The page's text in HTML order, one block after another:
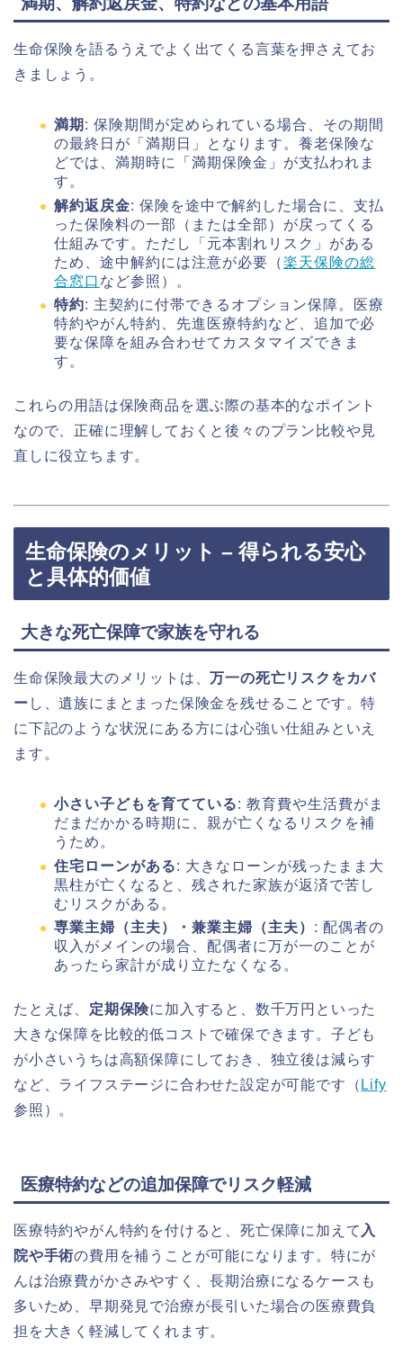
生命保険を語るうえでよく出てくる言葉を押さえてお
きましょう。
満期 : 保険期間が定められている場合、その期間
の最終日が「満期日」となります。養老保険な
どでは、満期時に「満期保険金」が支払われま
す。
解約返戻金: 保険を途中で解約した場合に、支払
った保険料の一部（または全部）が戻ってくる
仕組みです。ただし「元本割れリスク」がある
ため、途中解約には注意が必要（楽天保険の総
合窓口 など参照）。
特約: 主契約に付帯できるオプション保障。医療
特約やがん特約、先進医療特約など、追加で必
要な保障を組み合わせてカスタマイズできま
す。
これらの用語は保険商品を選ぶ際の基本的なポイント
なので、正確に理解しておくと後々のプラン比較や見
直しに役立ちます。
生命保険のメリット – 得られる安心
と具体的価値
大きな死亡保障で家族を守れる
生命保険最大のメリットは、万一の死亡リスクをカバ
ー し、遺族にまとまった保険金を残せることです。特
に下記のような状況にある方には心強い仕組みといえ
ます。
小さい子どもを育てている: 教育費や生活費がま
だまだかかる時期に、親が亡くなるリスクを補
うため。
住宅ローンがある: 大きなローンが残ったまま大
黒柱が亡くなると、残された家族が返済で苦し
むリスクがある。
専業主婦（主夫）・兼業主婦（主夫） : 配偶者の
収入がメインの場合、配偶者に万が一のことが
あったら家計が成り立たなくなる。
たとえば、 定期保険に加入すると、数千万円といった
大きな保障を比較的低コストで確保できます。子ども
が小さいうちは高額保障にしておき、独立後は減らす
など、ライフステージに合わせた設定が可能です（ Lify
参照）。
医療特約などの追加保障でリスク軽減
医療特約やがん特約を付けると、死亡保障に加えて 入
院や手術の費用を補うことが可能になります。特にが
んは治療費がかさみやすく、長期治療になるケースも
多いため、早期発見で治療が長引いた場合の医療費負
担を大きく軽減してくれます。